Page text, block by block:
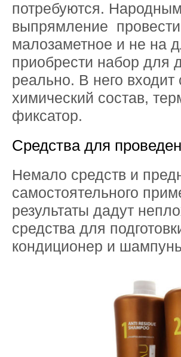
потребуются.
выпрямление провести
малозаметное и не на
приобрести набор для
реально. В него
химический состав,
фиксатор.
Средства для
Немало средств и
самостоятельного
результаты дадут
средства для
кондиционер и